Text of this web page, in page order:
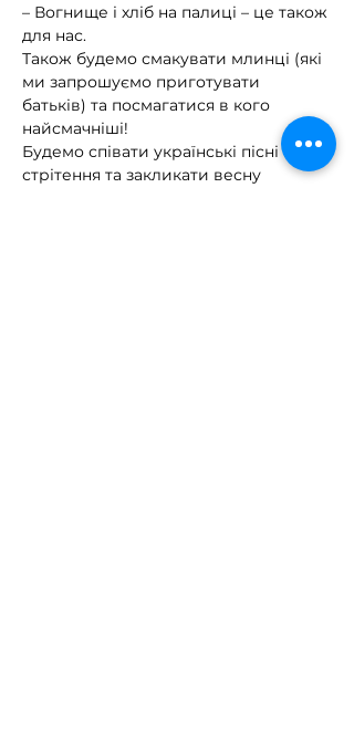
– Вогнище і хліб на палиці – це також
для нас.
Також будемо смакувати млинці (які
ми запрошуємо приготувати
батьків) та посмагатися в кого
найсмачніші!
Будемо співати українські пісні про
стрітення та закликати весну